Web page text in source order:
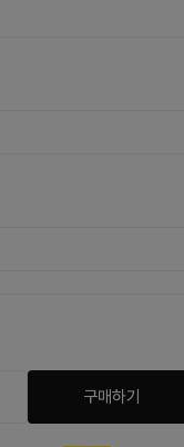
구매하기